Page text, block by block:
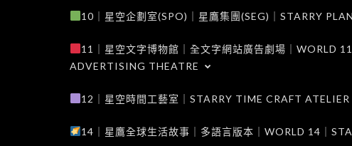
10｜星空企劃室(SPO)｜星鷹集團(SEG)｜STARRY
11｜星空文字博物館｜全文字網站廣告劇場｜WORLD
ADVERTISING THEATRE
12｜星空時間工藝室｜STARRY TIME CRAFT ATELIER
14｜星鷹全球生活故事｜多語言版本｜WORLD 14｜